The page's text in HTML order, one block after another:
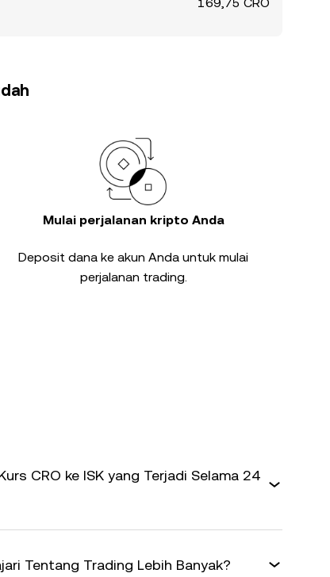
Mulai perjalanan kripto Anda
Deposit dana ke akun Anda untuk mulai
perjalanan trading.
CRO ke ISK yang Terjadi Selama 24
Tentang Trading Lebih Banyak?